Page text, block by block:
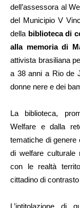
dell’assessora al
del Municipio V
della biblioteca di
alla memoria di
attivista brasiliana
a 38 anni a Rio de
donne nere e dei
La biblioteca,
Welfare e dalla
tematiche di genere
di welfare culturale
con le realtà
cittadino di